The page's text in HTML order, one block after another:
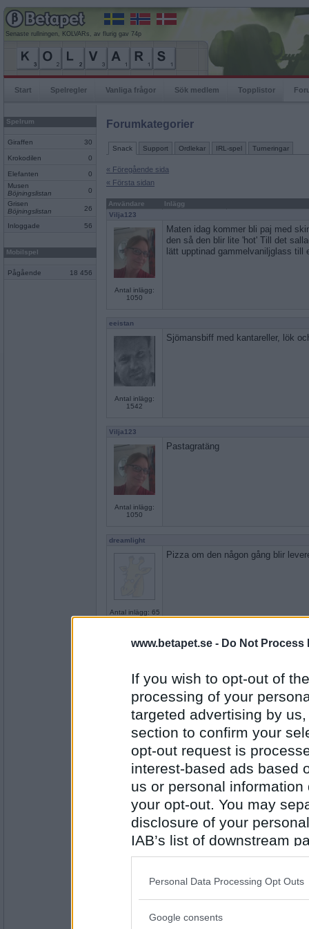
www.betapet.se - Do Not Process
If you wish to opt-out of
processing of your
targeted advertising by
section to confirm your
opt-out request is
interest-based ads based
us or personal
your opt-out. You may
disclosure of your
IAB’s list of downstream
also be disclosed by us
Downstream Participants
Please note that this
Personal Data Processing Opt Outs
Google consents
Senaste rullningen, KOLVARs, av flurig gav 74p
Start Spelregler Vanliga frågor Sök medlem Topplistor
Spelrum
Giraffen 30
Krokodilen 0
Elefanten
0
Musen
Böjningslistan
0
Grisen
Böjningslistan
26
Inloggade 56
Mobilspel
Pågående 18 456
Forumkategorier
Snack Support Ordlekar IRL-spel Turneringar
« Föregående sida
« Första sidan
Användare
Inlägg
Vilja123
Antal inlägg:
1050
Maten idag kommer bli paj med
den så den blir lite 'hot' Till det
lätt upptinad gammelvaniljglass till
eeistan
Antal inlägg:
1542
Sjömansbiff med kantareller, lök
Vilja123
Antal inlägg:
1050
Pastagratäng
dreamlight
Antal inlägg: 65
Pizza om den någon gång blir
Antal inlägg:
1050
Haha en passning?
Idag blir det fläskotlett med
- Ej medlem längre
Antal inlägg:
8332
Det blir min kanongoda
Antal inlägg: 75